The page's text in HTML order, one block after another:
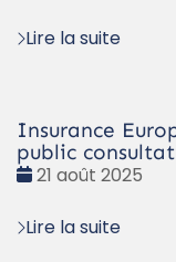
Lire la suite
Insurance
public
Date
21 août 2025
Lire la suite